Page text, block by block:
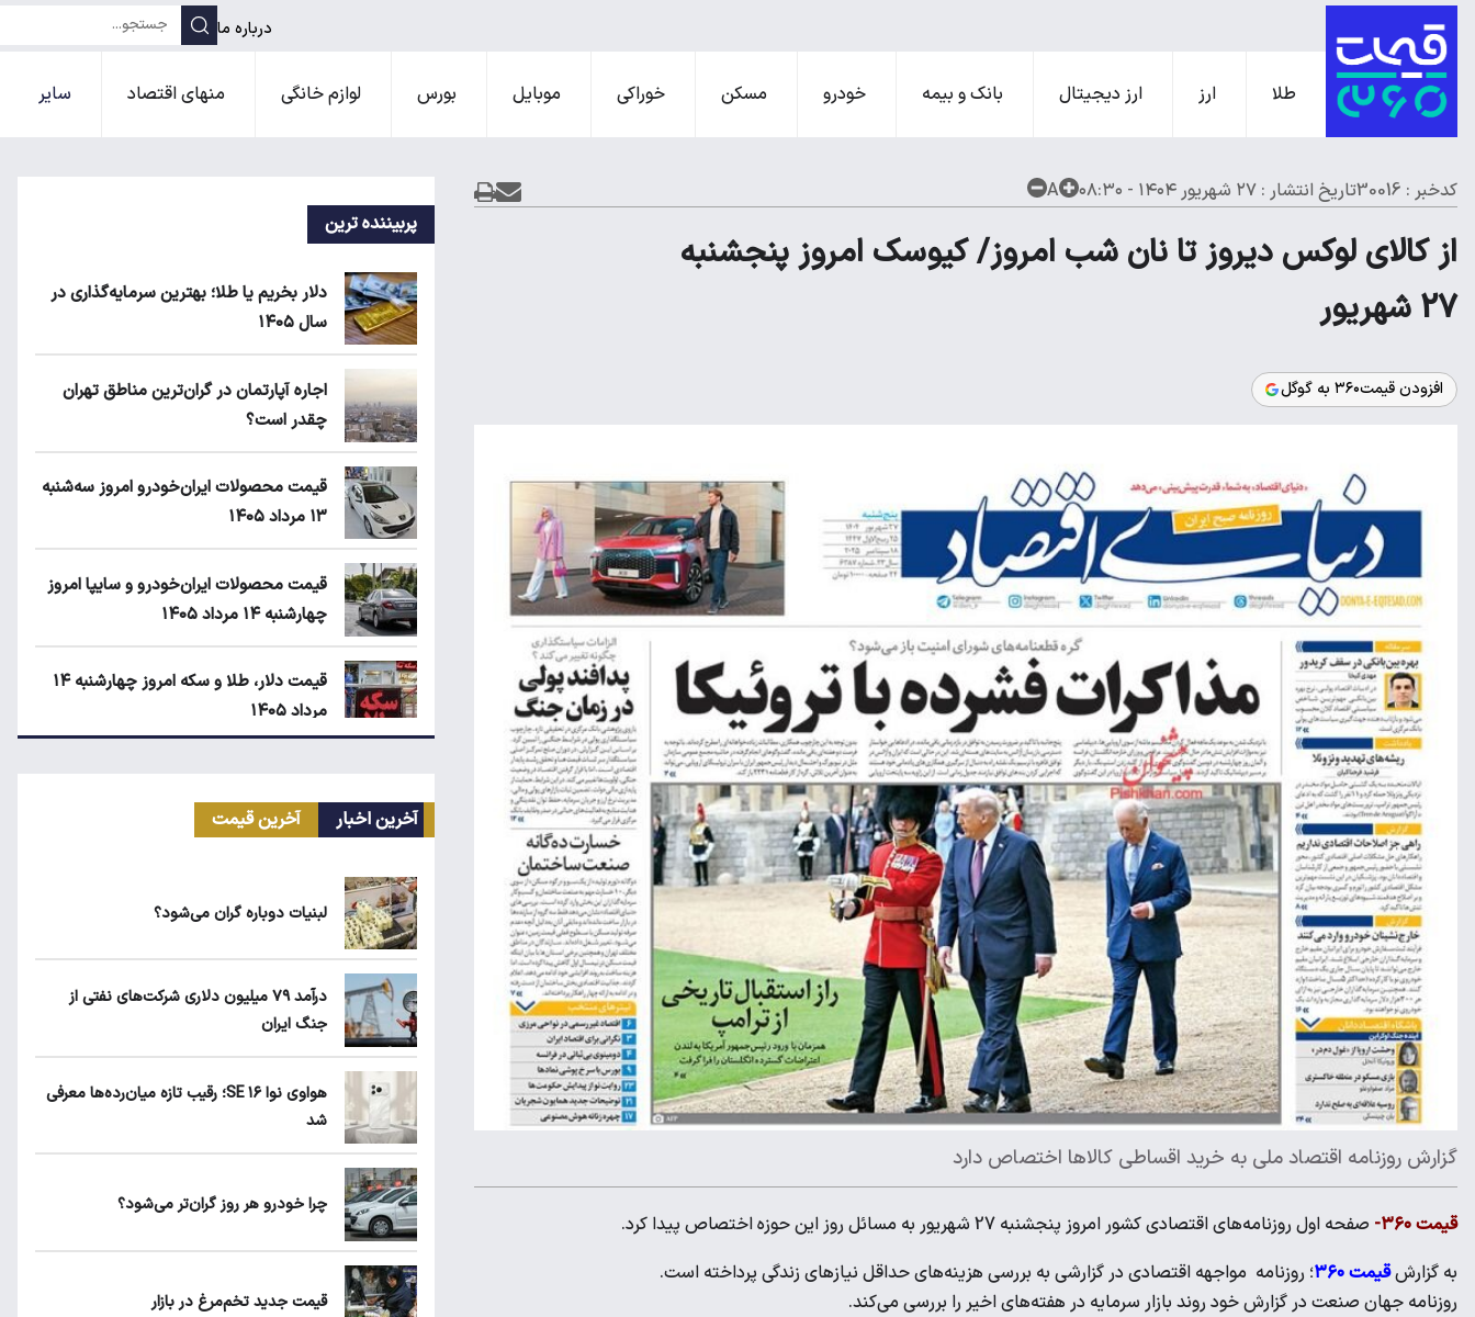
درباره ما
طلا ارز ارز دیجیتال بانک و بیمه خودرو مسکن خوراکی موبایل بورس لوازم خانگی منهای اقتصاد سایر
کدخبر : 30016 تاریخ انتشار : ۲۷ شهریور ۱۴۰۴ - ۰۸:۳۰ A
از کالای لوکس دیروز تا نان شب امروز/ کیوسک امروز پنجشنبه
27 شهریور
افزودن قیمت۳۶۰ به گوگل
گزارش روزنامه اقتصاد ملی به خرید اقساطی کالاها اختصاص دارد
قیمت ۳۶۰-
صفحه اول روزنامه‌های اقتصادی کشور امروز پنجشنبه 27 شهریور به مسائل روز این حوزه اختصاص پیدا کرد.
به گزارشقیمت ۳۶۰
؛ روزنامه مواجهه اقتصادی در گزارشی به بررسی هزینه‌های حداقل نیازهای زندگی پرداخته است.
روزنامه جهان صنعت در گزارش خود روند بازار سرمایه در هفته‌های اخیر را بررسی می‌کند.
پربیننده ترین
دلار بخریم یا طلا؛ بهترین سرمایه‌گذاری در
سال ۱۴۰۵
اجاره آپارتمان در گران‌ترین مناطق تهران
چقدر است؟
قیمت محصولات ایران‌خودرو امروز سه‌شنبه
۱۳ مرداد ۱۴۰۵
قیمت محصولات ایران‌خودرو و سایپا امروز
چهارشنبه ۱۴ مرداد ۱۴۰۵
قیمت دلار، طلا و سکه امروز چهارشنبه ۱۴
مرداد ۱۴۰۵
دارد؟
عدالت چیست؟
۲
معرفی شد
آخرین اخبار آخرین قیمت
لبنیات دوباره گران می‌شود؟
درآمد ۷۹ میلیون دلاری شرکت‌های نفتی از
جنگ ایران
هواوی نوا ۱۶ SE؛ رقیب تازه میان‌رده‌ها معرفی
شد
چرا خودرو هر روز گران‌تر می‌شود؟
قیمت جدید تخم‌مرغ در بازار